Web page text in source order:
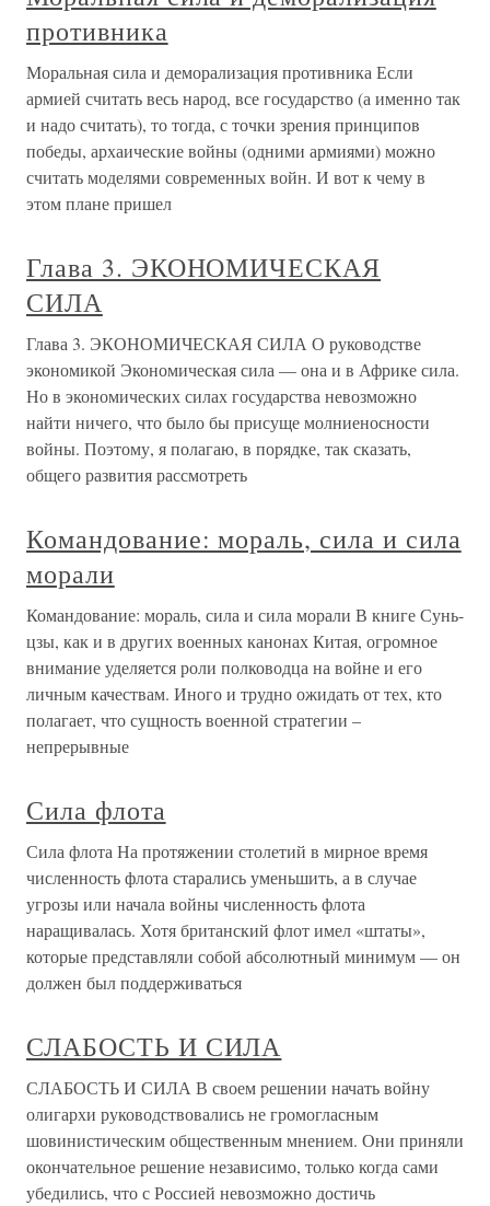
противника
Моральная сила и деморализация противника Если
армией считать весь народ, все государство (а именно так
и надо считать), то тогда, с точки зрения принципов
победы, архаические войны (одними армиями) можно
считать моделями современных войн. И вот к чему в
этом плане пришел
Глава 3. ЭКОНОМИЧЕСКАЯ
СИЛА
Глава 3. ЭКОНОМИЧЕСКАЯ СИЛА О руководстве
экономикой Экономическая сила — она и в Африке сила.
Но в экономических силах государства невозможно
найти ничего, что было бы присуще молниеносности
войны. Поэтому, я полагаю, в порядке, так сказать,
общего развития рассмотреть
Командование: мораль, сила и сила
морали
Командование: мораль, сила и сила морали В книге Сунь-
цзы, как и в других военных канонах Китая, огромное
внимание уделяется роли полководца на войне и его
личным качествам. Иного и трудно ожидать от тех, кто
полагает, что сущность военной стратегии –
непрерывные
Сила флота
Сила флота На протяжении столетий в мирное время
численность флота старались уменьшить, а в случае
угрозы или начала войны численность флота
наращивалась. Хотя британский флот имел «штаты»,
которые представляли собой абсолютный минимум — он
должен был поддерживаться
СЛАБОСТЬ И СИЛА
СЛАБОСТЬ И СИЛА В своем решении начать войну
олигархи руководствовались не громогласным
шовинистическим общественным мнением. Они приняли
окончательное решение независимо, только когда сами
убедились, что с Россией невозможно достичь